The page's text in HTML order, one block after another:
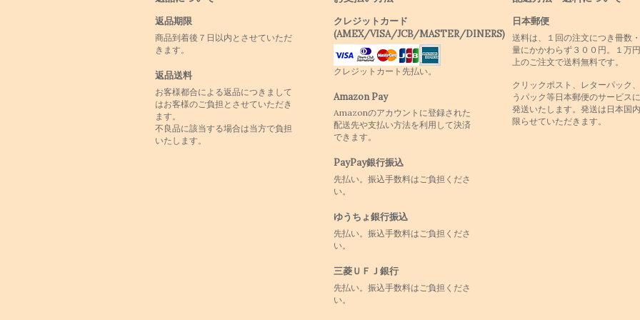
返品期限
商品到着後７日以内とさせていただ
きます。
返品送料
お客様都合による返品につきまして
はお客様のご負担とさせていただき
ます。
不良品に該当する場合は当方で負担
いたします。
クレジットカード
(AMEX/VISA/JCB/MASTER/DINERS)
クレジットカート先払い。
Amazon Pay
Amazonのアカウントに登録された
配送先や支払い方法を利用して決済
できます。
PayPay銀行振込
先払い。振込手数料はご負担くださ
い。
ゆうちょ銀行振込
先払い。振込手数料はご負担くださ
い。
三菱ＵＦＪ銀行
先払い。振込手数料はご負担くださ
い。
日本郵便
送料は、１回の注文につき冊数
量にかかわらず３００円。１万
上のご注文で送料無料です。
クリックポスト、レターパック
うパック等日本郵便のサービス
発送いたします。発送は日本国
限らせていただきます。